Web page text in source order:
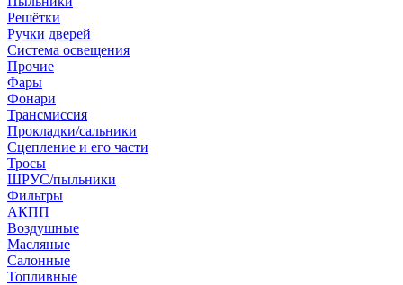
Решётки
Ручки дверей
Система освещения
Прочие
Фары
Фонари
Трансмиссия
Прокладки/сальники
Сцепление и его части
Тросы
ШРУС/пыльники
Фильтры
АКПП
Воздушные
Масляные
Салонные
Топливные